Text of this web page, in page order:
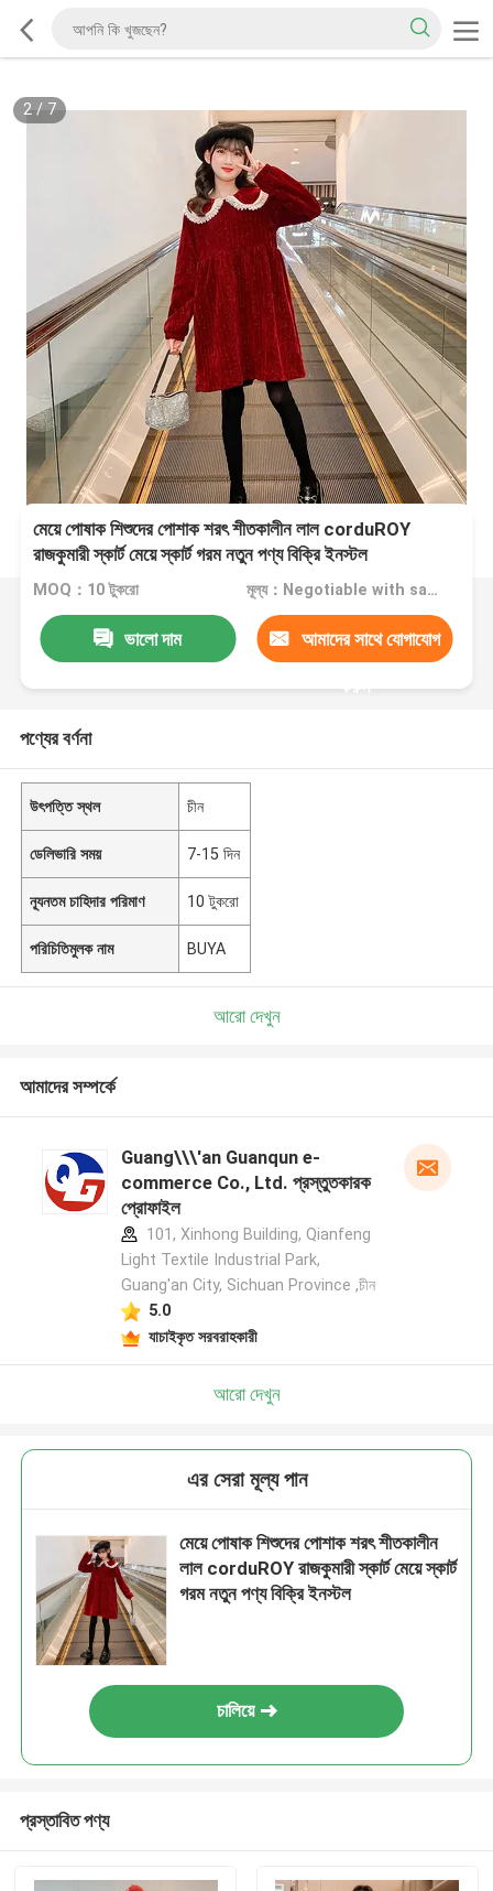
2/ 7
মেয়ে পোষাক শিশুদের পোশাক শরৎ শীতকালীন লাল corduROY
রাজকুমারী স্কার্ট মেয়ে স্কার্ট গরম নতুন পণ্য বিক্রি ইনস্টল
MOQ：10 টুকরো মূল্য：Negotiable with sales.
ভালো দাম আমাদের সাথে যোগাযোগ
করুন
পণ্যের বর্ণনা
উৎপত্তি স্থল চীন
ডেলিভারি সময় 7-15 দিন
ন্যূনতম চাহিদার পরিমাণ 10 টুকরো
পরিচিতিমুলক নাম BUYA
আরো দেখুন
আমাদের সম্পর্কে
Guang\\\'an Guanqun e-
commerce Co., Ltd. প্রস্তুতকারক
প্রোফাইল
101, Xinhong Building, Qianfeng
Light Textile Industrial Park,
Guang'an City, Sichuan Province ,চীন
5.0
যাচাইকৃত সরবরাহকারী
আরো দেখুন
এর সেরা মূল্য পান
মেয়ে পোষাক শিশুদের পোশাক শরৎ শীতকালীন
লাল corduROY রাজকুমারী স্কার্ট মেয়ে স্কার্ট
গরম নতুন পণ্য বিক্রি ইনস্টল
চালিয়ে
প্রস্তাবিত পণ্য